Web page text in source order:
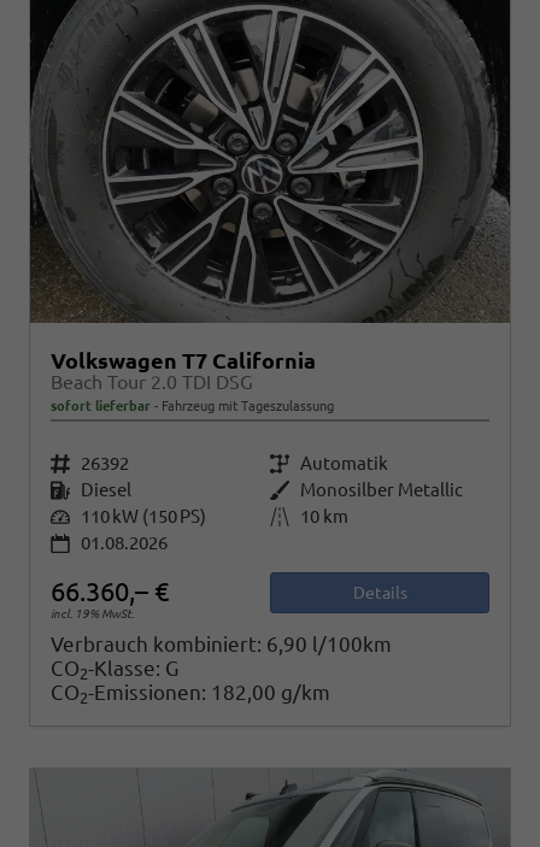
Volkswagen T7 California
Beach Tour 2.0 TDI DSG
sofort lieferbar Fahrzeug mit Tageszulassung
Fahrzeugnr. 26392 Getriebe Automatik
Kraftstoff Diesel Außenfarbe Monosilber Metallic
Leistung 110 kW (150 PS) Kilometerstand
10 km
01.08.2026
66.360,– €
incl. 19% MwSt.
Details
Verbrauch kombiniert: 6,90 l/100km
CO2-Klasse: G
CO2-Emissionen: 182,00 g/km